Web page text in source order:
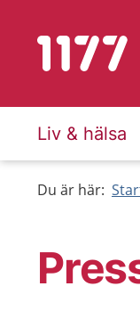
Till startsidan
Liv & hälsa
Du är här: